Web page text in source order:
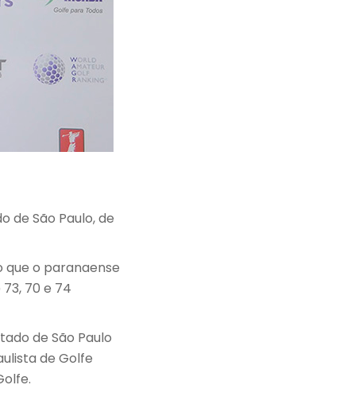
de São Paulo, de
que o paranaense
70 e 74
de São Paulo
de Golfe